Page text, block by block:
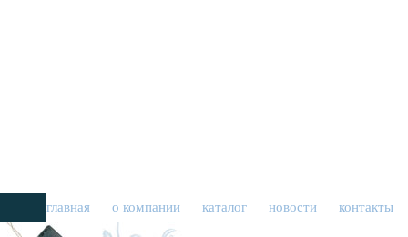
главная о компании каталог новости контакты